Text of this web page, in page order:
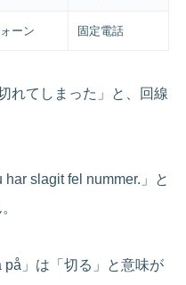
ーン 固定電話
れてしまった」と、回線
slagit fel nummer.」と
på」は「切る」と意味が